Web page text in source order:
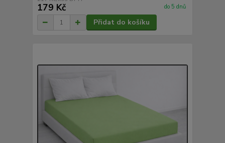
179 Kč do 5 dnů
Přidat do košíku